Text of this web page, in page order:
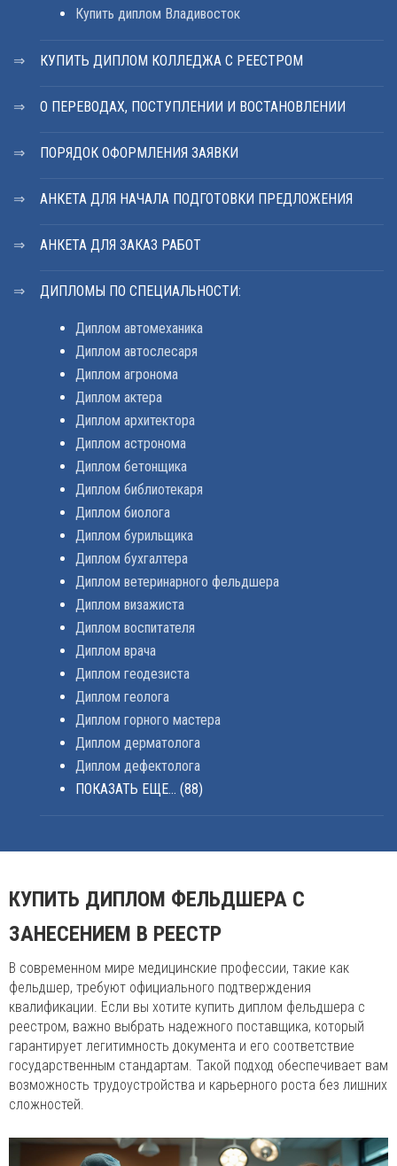
Купить диплом Владивосток
КУПИТЬ ДИПЛОМ КОЛЛЕДЖА С РЕЕСТРОМ
О ПЕРЕВОДАХ, ПОСТУПЛЕНИИ И ВОСТАНОВЛЕНИИ
ПОРЯДОК ОФОРМЛЕНИЯ ЗАЯВКИ
АНКЕТА ДЛЯ НАЧАЛА ПОДГОТОВКИ ПРЕДЛОЖЕНИЯ
АНКЕТА ДЛЯ ЗАКАЗ РАБОТ
ДИПЛОМЫ ПО СПЕЦИАЛЬНОСТИ:
Диплом автомеханика
Диплом автослесаря
Диплом агронома
Диплом актера
Диплом архитектора
Диплом астронома
Диплом бетонщика
Диплом библиотекаря
Диплом биолога
Диплом бурильщика
Диплом бухгалтера
Диплом ветеринарного фельдшера
Диплом визажиста
Диплом воспитателя
Диплом врача
Диплом геодезиста
Диплом геолога
Диплом горного мастера
Диплом дерматолога
Диплом дефектолога
ПОКАЗАТЬ ЕЩЕ... (88)
КУПИТЬ ДИПЛОМ ФЕЛЬДШЕРА С
ЗАНЕСЕНИЕМ В РЕЕСТР
В современном мире медицинские профессии, такие как
фельдшер, требуют официального подтверждения
квалификации. Если вы хотите купить диплом фельдшера с
реестром, важно выбрать надежного поставщика, который
гарантирует легитимность документа и его соответствие
государственным стандартам. Такой подход обеспечивает вам
возможность трудоустройства и карьерного роста без лишних
сложностей.